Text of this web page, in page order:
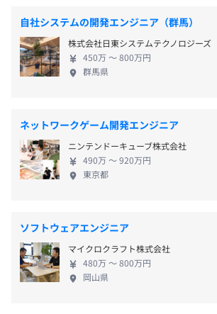
リアルタイムに送信し、緊急メッセージ
ン、業務メッセージなど優先度の高い順
届けることが可能。
証券顧客から届出を行うレスポンシブな
発。設計書の無い現行システムモジュー
析するリバースエンジニアリングのシス
・使用技術：Java、React、JavaMail
オンライン上からアップロードされる
システムの開発、サーバ導入・環境構築
・使用技術：jQuery、Java、JSP、
mod_security、mod_dosdetector
└ネットワークスペシャリスト：2万円
└データベーススペシャリスト：3万円
└情報処理安全確保支援士：2万円／2
└基本情報技術者：5000円／2
・技術レポート手当
・ゲーム手当
等…
・賞与：年2回
・決算賞与（業績に応じて）
きの配属はおこないません！ あなた
と」「挑戦したいこと」を優先し、最
クトをお任せします。 さらに、2024年9月より当社
代表が国のデジタル戦略を推進する「
に入庁し、政策形成にも携わってい
た証でもあります。 社員一人ひとりが
安心して長く働ける環境を整えています。 安
基盤があり、挑戦できる環境の整って
なたの力を発揮してください！ 【事業内容】 ■プロ
ジェクトマネジメントサポート プロ
ト ■上流工程設計サポート 要件定義／ビジネス分析
／基本設計／外部設計／移行計画・設
■方式設計サポート アーキテクチャ設
／アプリケーションチューニング／ジョ
キュリティコンサルティングサービ
自社システムの開発エンジニア（群馬）
株式会社日東システムテクノロジーズ
450万 〜 800万円
群馬県
ネットワークゲーム開発エンジニア
ニンテンドーキューブ株式会社
490万 〜 920万円
東京都
ソフトウェアエンジニア
マイクロクラフト株式会社
480万 〜 800万円
岡山県